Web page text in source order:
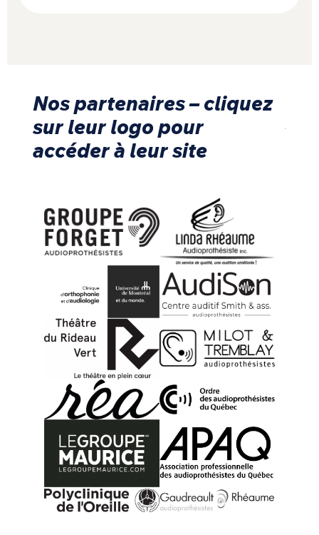
Nos partenaires – cliquez
sur leur logo pour
accéder à leur site